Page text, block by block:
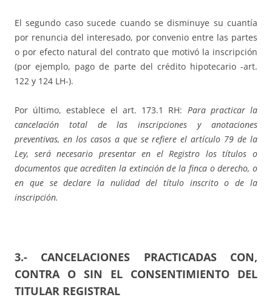
El segundo caso sucede cuando se disminuye su cuantía
por renuncia del interesado, por convenio entre las partes
o por efecto natural del contrato que motivó la inscripción
(por ejemplo, pago de parte del crédito hipotecario -art.
122 y 124 LH-).
Por último, establece el art. 173.1 RH: Para practicar la
cancelación total de las inscripciones y anotaciones
preventivas, en los casos a que se refiere el artículo 79 de la
Ley, será necesario presentar en el Registro los títulos o
documentos que acrediten la extinción de la finca o derecho, o
en que se declare la nulidad del título inscrito o de la
inscripción.
3.- CANCELACIONES PRACTICADAS CON,
CONTRA O SIN EL CONSENTIMIENTO DEL
TITULAR REGISTRAL